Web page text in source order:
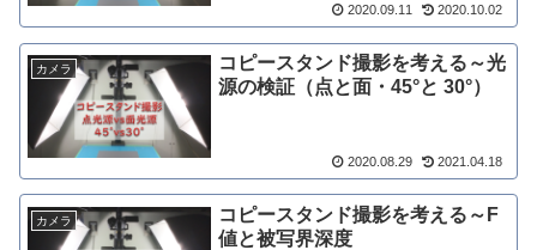
2020.09.11 2020.10.02
カメラ
コピースタンド撮影を考える～光
源の検証（点と面・45°と 30°）
2020.08.29 2021.04.18
カメラ
コピースタンド撮影を考える～F
値と被写界深度